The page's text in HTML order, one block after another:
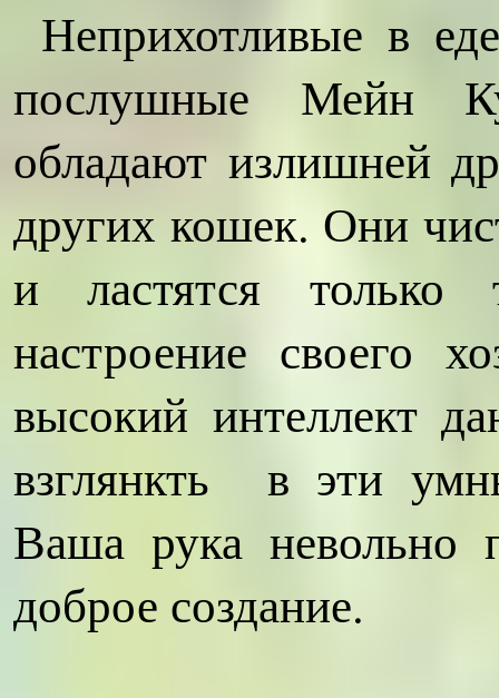
Неприхотливые в
послушные Мейн
обладают излишней
других кошек. Они
и ластятся только
настроение своего
высокий интеллект
взглянкть в эти
Ваша рука невольно
доброе создание.